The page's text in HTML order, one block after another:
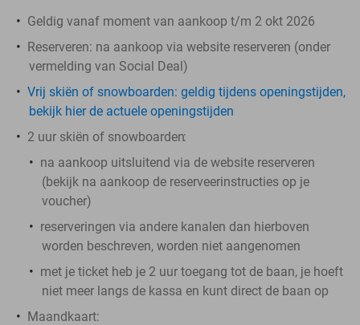
Geldig vanaf moment van aankoop t/m 2 okt 2026
Reserveren: na aankoop via website reserveren (onder
vermelding van Social Deal)
Vrij skiën of snowboarden: geldig tijdens openingstijden,
bekijk hier de actuele openingstijden
2 uur skiën of snowboarden:
na aankoop uitsluitend via de website reserveren
(bekijk na aankoop de reserveerinstructies op je
voucher)
reserveringen via andere kanalen dan hierboven
worden beschreven, worden niet aangenomen
met je ticket heb je 2 uur toegang tot de baan, je hoeft
niet meer langs de kassa en kunt direct de baan op
Maandkaart: